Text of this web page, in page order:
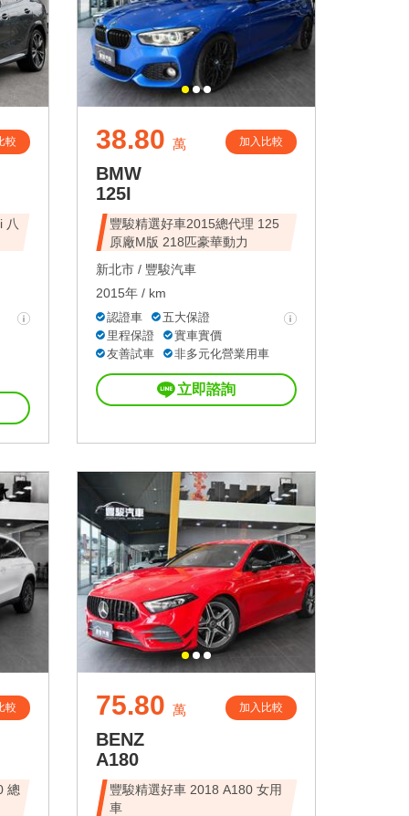
較 38.80 萬 加入比較
BMW
125I
豐駿精選好車2015總代理 125
原廠M版 218匹豪華動力
新北市 / 豐駿汽車
2015年 / km
認證車
五大保證
里程保證
實車實價
友善試車
非多元化營業用車
立即諮詢
較
總
75.80 萬 加入比較
BENZ
A180
豐駿精選好車 2018 A180 女用
車